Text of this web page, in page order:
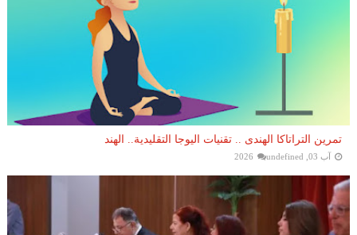
تمرين التراتاكا الهندى .. تقنيات اليوجا التقليدية.. الهند
آب 03, 2026 undefined